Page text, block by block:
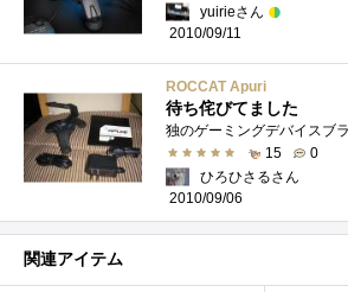
yuirieさん
2010/09/11
ROCCAT Apuri
待ち侘びてました
15
0
ひろひさるさん
2010/09/06
関連アイテム